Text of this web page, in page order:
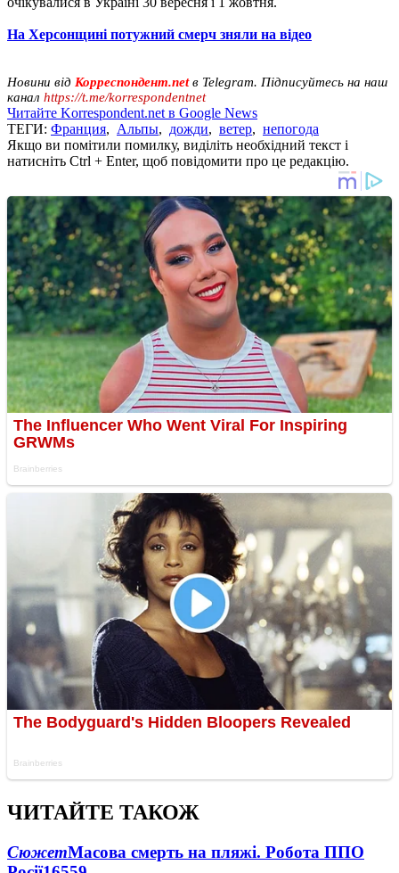
На Херсонщині потужний смерч зняли на відео
Новини від Корреспондент.netв Telegram. Підписуйтесь на наш
канал https://t.me/korrespondentnet
Читайте Korrespondent.net в Google News
ТЕГИ: Франция, Альпы, дожди, ветер, непогода
Якщо ви помітили помилку, виділіть необхідний текст і
натисніть Ctrl + Enter, щоб повідомити про це редакцію.
ЧИТАЙТЕ ТАКОЖ
СюжетМасова смерть на пляжі. Робота ППО